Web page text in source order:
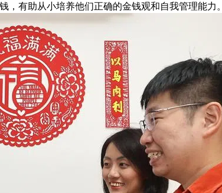
有助从小培养他们正确的金钱观和自我管理能力。